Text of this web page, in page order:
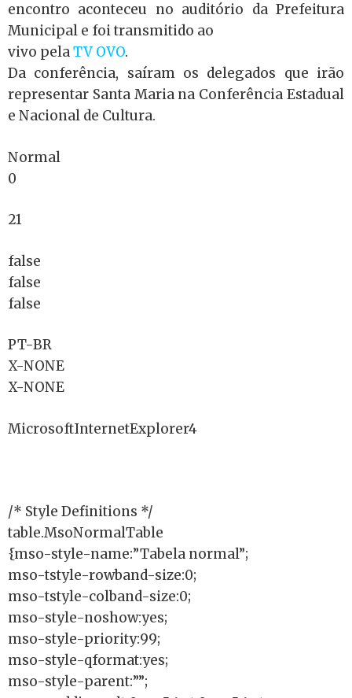
encontro aconteceu no auditório da Prefeitura
Municipal e foi transmitido ao
vivo pelaTV OVO.
Da conferência, saíram os delegados que irão
representar Santa Maria na Conferência Estadual
e Nacional de Cultura.
Normal
0
21
false
false
false
PT-BR
X-NONE
X-NONE
MicrosoftInternetExplorer4
/* Style Definitions */
table.MsoNormalTable
{mso-style-name:”Tabela normal”;
mso-tstyle-rowband-size:0;
mso-tstyle-colband-size:0;
mso-style-noshow:yes;
mso-style-priority:99;
mso-style-qformat:yes;
mso-style-parent:””;